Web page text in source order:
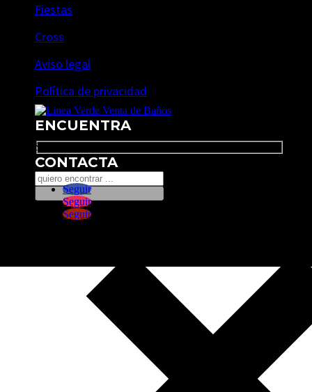
Fiestas
Cross
Aviso legal
Política de privacidad
ENCUENTRA
Search
CONTACTA
Seguir
Seguir
Seguir